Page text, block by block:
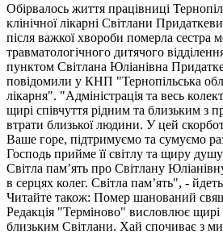
Обірвалось життя працівниці
клінічної лікарні Світлани
після важкої хвороби померла сестра
травматологічного дитячого
пунктом Світлана Юліанівна
повідомили у КНП "Тернопільська
лікарня". "Адміністрація та весь
щирі співчуття рідним та близьким з
втрати близької людини. У цей
Ваше горе, підтримуємо та сумуємо
Господь прийме її світлу та щиру
Світла пам’ять про Світлану
в серцях колег. Світла пам’ять", -
Читайте також: Помер шанований
Редакція "Терміново" висловлює щирі
близьким Світлани. Хай спочиває з